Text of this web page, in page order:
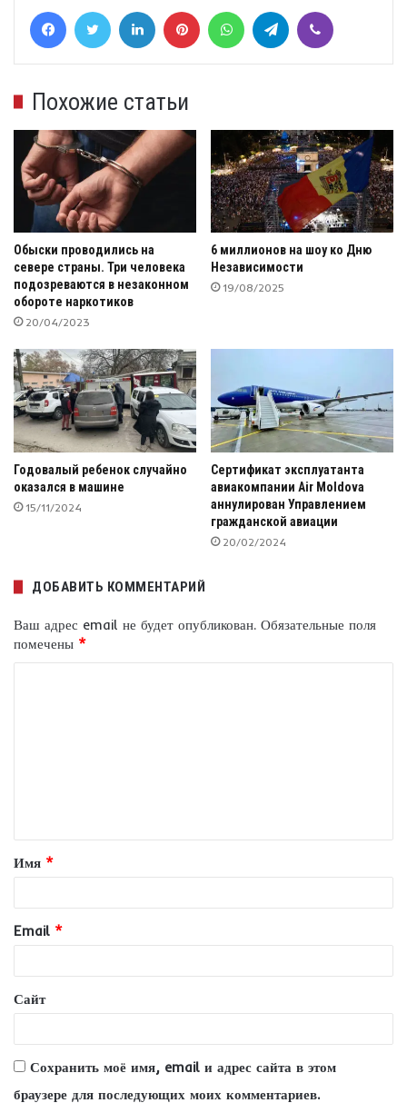
FacebookTwitter LinkedIn Pinterest WhatsAppTelegram
Похожие статьи
Обыски проводились на
севере страны. Три человека
подозреваются в незаконном
обороте наркотиков
20/04/2023
6 миллионов на шоу ко Дню
Независимости
19/08/2025
Годовалый ребенок случайно
оказался в машине
15/11/2024
Сертификат эксплуатанта
авиакомпании Air Moldova
аннулирован Управлением
гражданской авиации
20/02/2024
ДОБАВИТЬ КОММЕНТАРИЙ
Ваш адрес email не будет опубликован. Обязательные поля
помечены *
т
а
й
*
Имя *
Email *
Сайт
Сохранить моё имя, email и адрес сайта в этом
браузере для последующих моих комментариев.